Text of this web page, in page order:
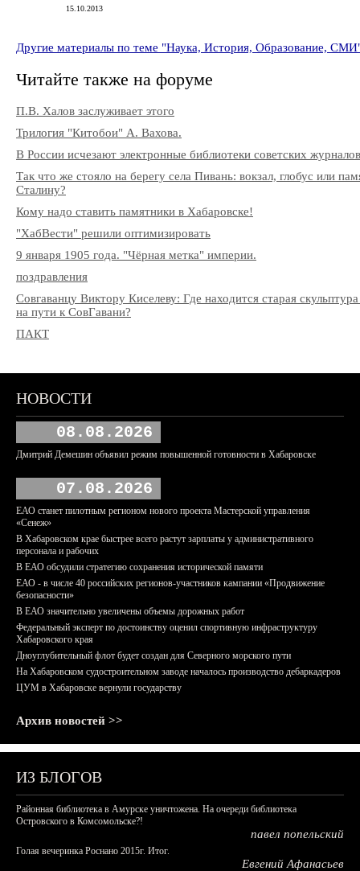
15.10.2013
Другие материалы по теме "Наука, История, Образование,
Читайте также на форуме
П.В. Халов заслуживает этого
Трилогия "Китобои" А. Вахова.
В России исчезают электронные библиотеки советских журналов
Так что же стояло на берегу села Пивань: вокзал, глобус или
Сталину?
Кому надо ставить памятники в Хабаровске!
"ХабВести" решили оптимизировать
9 января 1905 года. "Чёрная метка" империи.
поздравления
Совгаванцу Виктору Киселеву: Где находится старая
на пути к СовГавани?
ПАКТ
НОВОСТИ
08.08.2026
Дмитрий Демешин объявил режим повышенной готовности в Хабаровске
07.08.2026
ЕАО станет пилотным регионом нового проекта Мастерской управления
«Сенеж»
В Хабаровском крае быстрее всего растут зарплаты у административного
персонала и рабочих
В ЕАО обсудили стратегию сохранения исторической памяти
ЕАО - в числе 40 российских регионов-участников кампании «Продвижение
безопасности»
В ЕАО значительно увеличены объемы дорожных работ
Федеральный эксперт по достоинству оценил спортивную инфраструктуру
Хабаровского края
Дноуглубительный флот будет создан для Северного морского пути
На Хабаровском судостроительном заводе началось производство дебаркадеров
ЦУМ в Хабаровске вернули государству
Архив новостей >>
ИЗ БЛОГОВ
Районная библиотека в Амурске уничтожена. На очереди библиотека
Островского в Комсомольске?!
павел попельский
Голая вечеринка Роснано 2015г. Итог.
Евгений Афанасьев